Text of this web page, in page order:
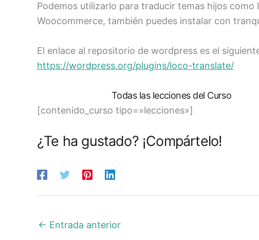
Podemos utilizarlo para traducir temas hijos
Woocommerce, también puedes instalar con
El enlace al repositorio de wordpress es el
https://wordpress.org/plugins/loco-translate/
Todas las lecciones del Curso
[contenido_curso tipo=»lecciones»]
¿Te ha gustado? ¡Compártelo!
← Entrada anterior